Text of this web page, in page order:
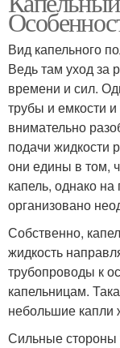
Вид капельного
Ведь там уход за
времени и сил.
трубы и емкости
внимательно
подачи жидкости
они едины в том,
капель, однако
организовано
Собственно,
жидкость
трубопроводы к
капельницам.
небольшие капли
Сильные стороны